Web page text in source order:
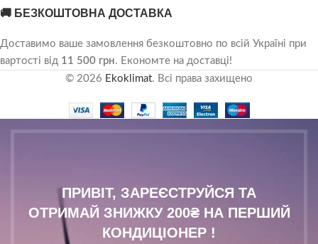
🚚 БЕЗКОШТОВНА ДОСТАВКА
Доставимо ваше замовлення безкоштовно по всій Україні при
вартості від 11 500 грн. Економте на доставці!
© 2026 Ekoklimat. Всі права захищено
ПРИВІТ, ЗАРЕЄСТРУЙСЯ ТА
ОТРИМАЙ ЗНИЖКУ 200₴ НА ПЕРШИЙ
КОНДИЦІОНЕР !